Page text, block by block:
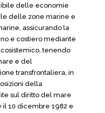
delle economie
delle zone marine e
assicurando la
e costiero mediante
tenendo
e del
transfrontaliera, in
della
sul diritto del mare
il 10 dicembre 1982 e